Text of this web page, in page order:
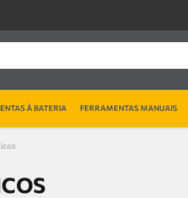
À BATERIA FERRAMENTAS MANUAIS